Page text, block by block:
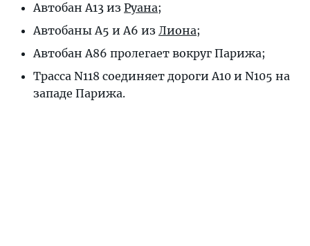
Автобан А13 из Руана;
Автобаны А5 и А6 из Лиона;
Автобан А86 пролегает вокруг Парижа;
Трасса N118 соединяет дороги А10 и N105 на
западе Парижа.